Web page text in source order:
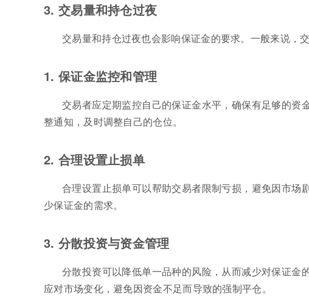
3. 交易量和持仓过夜
交易量和持仓过夜也会影响保证金的要求。一般来说，
1. 保证金监控和管理
交易者应定期监控自己的保证金水平，确保有足够的
整通知，及时调整自己的仓位。
2. 合理设置止损单
合理设置止损单可以帮助交易者限制亏损，避免因市
少保证金的需求。
3. 分散投资与资金管理
分散投资可以降低单一品种的风险，从而减少对保证
应对市场变化，避免因资金不足而导致的强制平仓。